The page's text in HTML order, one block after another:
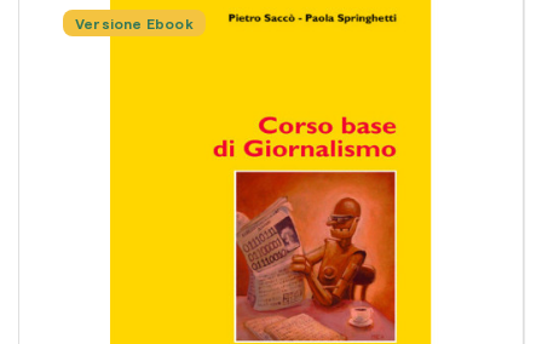
Versione Ebook